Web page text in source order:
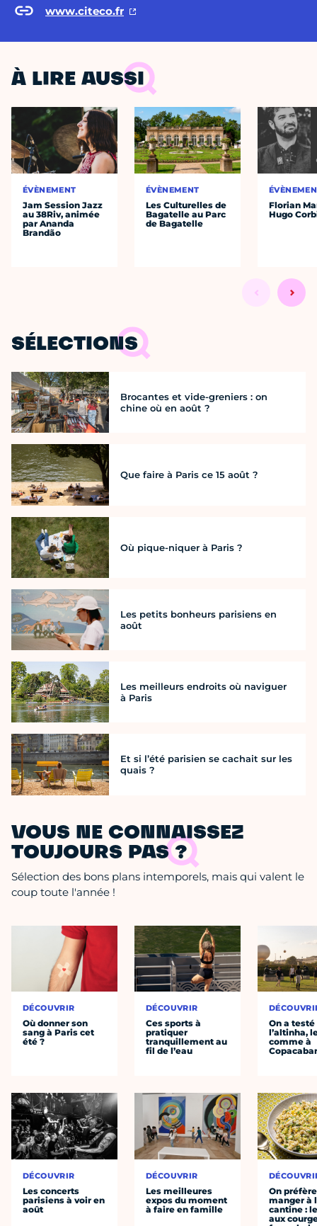
www.citeco.fr
À LIRE AUSSI
ÉVÈNEMENT
Jam Session Jazz
au 38Riv, animée
par Ananda
Brandão
ÉVÈNEMENT
Les Culturelles de
Bagatelle au Parc
de Bagatelle
Florian
Hugo
SÉLECTIONS
Brocantes et vide-greniers : on
chine où en août ?
Que faire à Paris ce 15 août ?
Où pique-niquer à Paris ?
Les petits bonheurs parisiens en
août
Les meilleurs endroits où naviguer
à Paris
Et si l’été parisien se cachait sur les
quais ?
VOUS NE CONNAISSEZ
TOUJOURS PAS ?
Sélection des bons plans intemporels, mais qui valent le
coup toute l'année !
DÉCOUVRIR
Où donner son
sang à Paris cet
été ?
DÉCOUVRIR
Les concerts
parisiens à voir en
août
DÉCOUVRIR
Ces sports à
pratiquer
tranquillement au
fil de l’eau
DÉCOUVRIR
Les meilleures
expos du moment
à faire en famille
On a testé
l’altinha,
comme à
On préfère
manger à
cantine :
aux